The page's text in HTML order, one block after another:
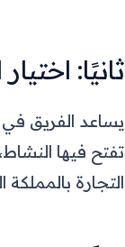
ثانيًا:
يساعد الفريق في
تفتح فيها
التجارة